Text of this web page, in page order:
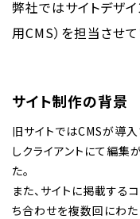
弊社ではサイトデザイ
用CMS）を担当させ
サイト制作の背景
旧サイトではCMSが導
しクライアントにて編集
た。
また、サイトに掲載する
ち合わせを複数回にわた